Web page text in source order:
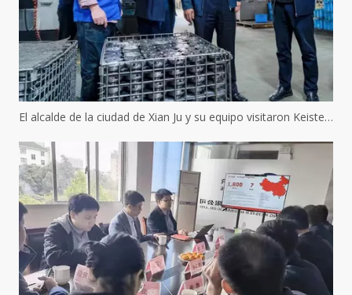
El alcalde de la ciudad de Xian Ju y su equipo visitaron Keister Hydraulics